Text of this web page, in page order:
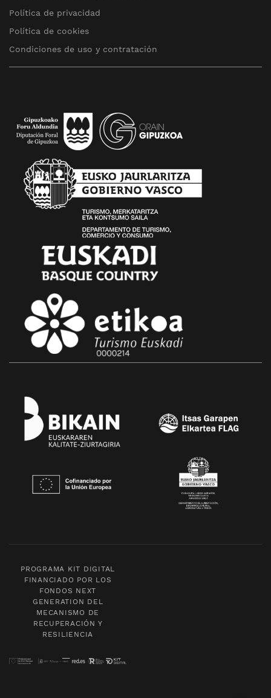
Política de privacidad
Política de cookies
Condiciones de uso y contratación
PROGRAMA KIT DIGITAL
FINANCIADO POR LOS
FONDOS NEXT
GENERATION DEL
MECANISMO DE
RECUPERACIÓN Y
RESILIENCIA